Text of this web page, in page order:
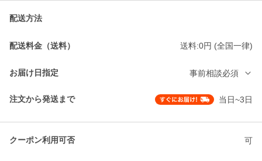
配送方法
配送料金（送料） 送料:0円 (全国一律)
お届け日指定 事前相談必須
注文から発送まで 当日~3日
クーポン利用可否 可